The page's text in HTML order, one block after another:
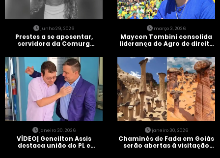
junho 29, 2026
Prestes a se aposentar,
servidora da Comurg
entra em protocolo de
morte encefálica
março 3, 2026
Maycon Tombini consolida
liderança do Agro de direita
Brasil” em Goiânia
janeiro 30, 2026
VÍDEO| Geneilton Assis
destaca união do PL e
janeiro 30, 2026
Chaminés de Fada em Goiás
serão abertas à visitação